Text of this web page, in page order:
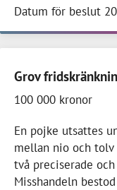
Datum för beslut
Grov
100 000 kronor
En pojke utsattes
mellan nio och tolv
två preciserade
Misshandeln